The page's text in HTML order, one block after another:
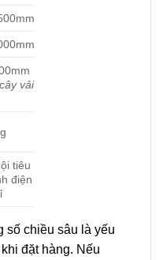
vải
tiêu
điện
số chiều sâu là yếu
đặt hàng. Nếu